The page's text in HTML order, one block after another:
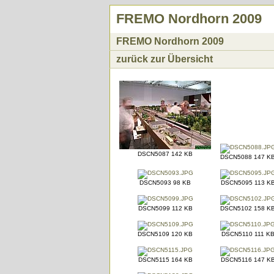
FREMO Nordhorn 2009
FREMO Nordhorn 2009
zurück zur Übersicht
DSCN5087 142 KB DSCN5088 147
DSCN5093 98 KB DSCN5095 113
DSCN5099 112 KB DSCN5102 158
DSCN5109 120 KB DSCN5110 111 KB
DSCN5115 164 KB DSCN5116 147